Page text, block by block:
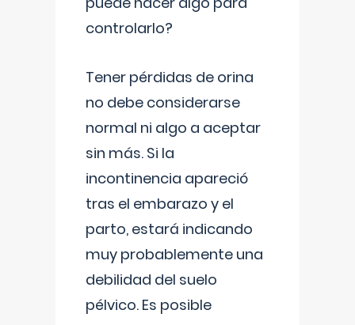
controlarlo?
Tener pérdidas de orina
no debe considerarse
normal ni algo a aceptar
sin más. Si la
incontinencia apareció
tras el embarazo y el
parto, estará indicando
muy probablemente una
debilidad del suelo
pélvico. Es posible